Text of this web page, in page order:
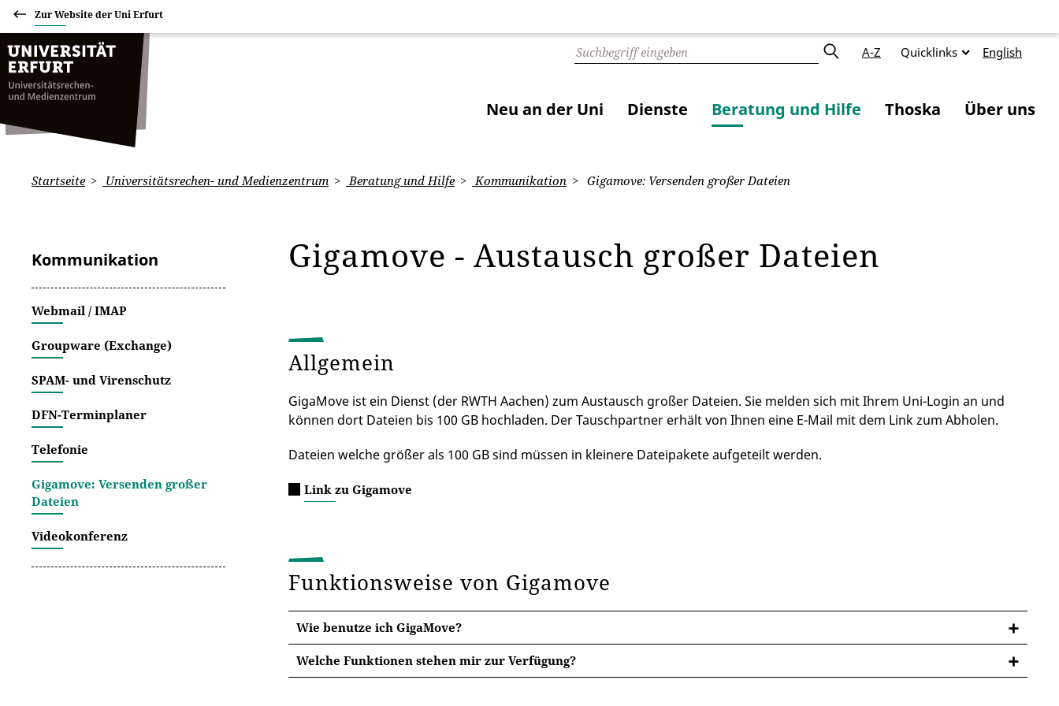
Zur Website der Uni Erfurt
A-Z Quicklinks English
Neu an der Uni Dienste Beratung und Hilfe Thoska Über uns
Startseite Universitätsrechen- und Medienzentrum Beratung und Hilfe Kommunikation Gigamove: Versenden großer Dateien
Kommunikation
Webmail / IMAP
Groupware (Exchange)
SPAM- und Virenschutz
DFN-Terminplaner
Telefonie
Gigamove: Versenden großer
Dateien
Videokonferenz
Gigamove - Austausch großer Dateien
Allgemein
GigaMove ist ein Dienst (der RWTH Aachen) zum Austausch großer Dateien. Sie melden sich mit Ihrem Uni-Login an und
können dort Dateien bis 100 GB hochladen. Der Tauschpartner erhält von Ihnen eine E-Mail mit dem Link zum Abholen.
Dateien welche größer als 100 GB sind müssen in kleinere Dateipakete aufgeteilt werden.
Link zu Gigamove
Funktionsweise von Gigamove
Wie benutze ich GigaMove?
Welche Funktionen stehen mir zur Verfügung?